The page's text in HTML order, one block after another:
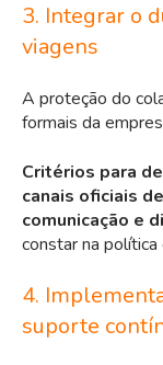
3. Integrar o
viagens
A proteção do
formais da
Critérios para
canais oficiais
comunicação e
constar na
4.
suporte